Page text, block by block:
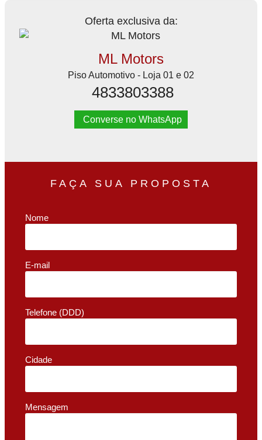
Oferta exclusiva da:
ML Motors
Piso Automotivo - Loja 01 e 02
4833803388
Converse no WhatsApp
FAÇA SUA PROPOSTA
Nome
E-mail
Telefone (DDD)
Cidade
Mensagem